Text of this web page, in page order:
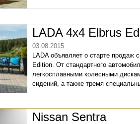
LADA 4x4 Elbrus
03.08.2015
LADA объявляет о старте продаж
Edition. От стандартного
легкосплавными колесными
сидений, а также тремя
Nissan Sentra